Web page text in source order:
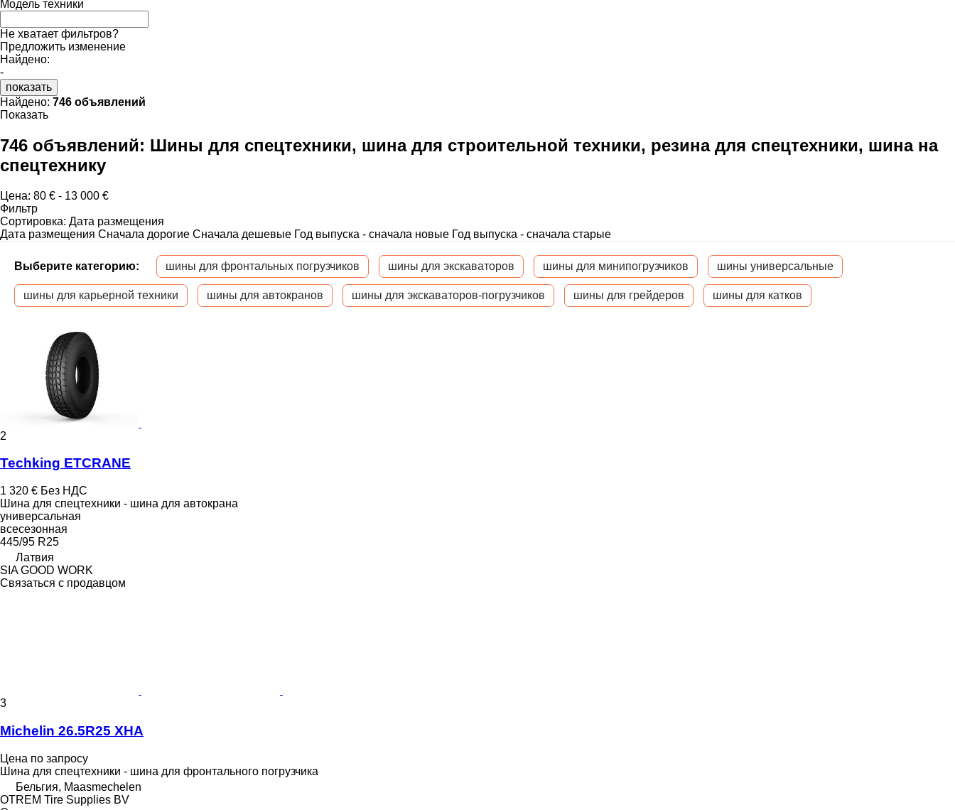
Модель техники
Не хватает фильтров?
Предложить изменение
Найдено:
-
показать
Найдено: 746 объявлений
Показать
746 объявлений: Шины для спецтехники, шина для строительной техники, резина для спецтехники, шина на
спецтехнику
Цена: 80 € - 13 000 €
Фильтр
Сортировка: Дата размещения
Дата размещения Сначала дорогие Сначала дешевые Год выпуска - сначала новые Год выпуска - сначала старые
Выберите категорию: шины для фронтальных погрузчиков шины для экскаваторов шины для минипогрузчиков шины универсальные
шины для карьерной техники шины для автокранов шины для экскаваторов-погрузчиков шины для грейдеров шины для катков
2
Techking ETCRANE
1 320 € Без НДС
Шина для спецтехники - шина для автокрана
универсальная
всесезонная
445/95 R25
Латвия
SIA GOOD WORK
Связаться с продавцом
3
Michelin 26.5R25 XHA
Цена по запросу
Шина для спецтехники - шина для фронтального погрузчика
Бельгия, Maasmechelen
OTREM Tire Supplies BV